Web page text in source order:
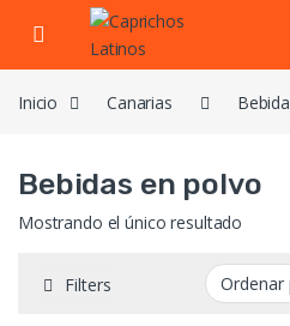
Skip to navigation
Skip to content
Inicio Canarias
Bebidas en polvo
Mostrando el único resultado
Filters